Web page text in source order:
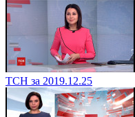
ТСН за 2019.12.25